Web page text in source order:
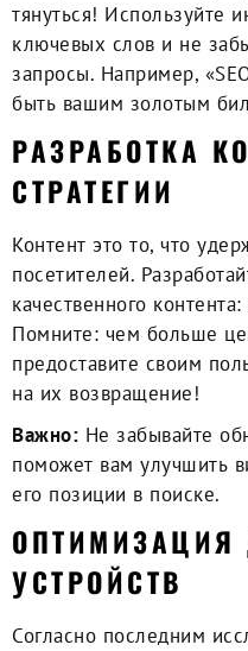
тянуться! Используйте
ключевых слов и не
запросы. Например,
быть вашим золотым
РАЗРАБОТКА
СТРАТЕГИИ
Контент это то, что
посетителей.
качественного
Помните: чем больше
предоставите своим
на их возвращение!
Важно: Не забывайте
поможет вам улучшить
его позиции в поиске.
УСТРОЙСТВ
Согласно последним